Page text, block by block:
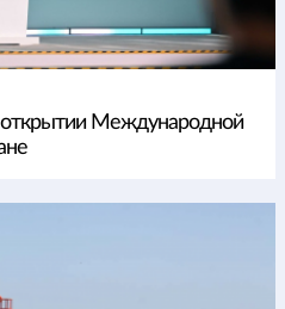
открытии Международной